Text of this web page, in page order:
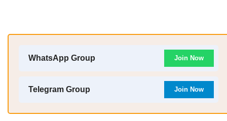
WhatsApp Group Join Now
Telegram Group Join Now